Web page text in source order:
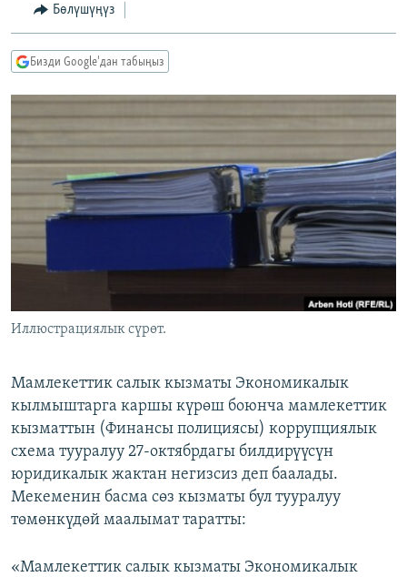
БҮГҮН АЗАТТЫКТА
ЭЖЕ-СИҢДИЛЕР
АЗАТТЫК+
ЫҢГАЙСЫЗ СУРООЛОР
ПОДКАСТ
Русский
ОНЛАЙН ШЕРИНЕ
ЭЕ/АРнун бардык сайттары
Бөлүшүңүз
Бизди Google'дан табыңыз
Иллюстрациялык сүрөт.
Мамлекеттик салык кызматы Экономикалык
кылмыштарга каршы күрөш боюнча мамлекеттик
кызматтын (Финансы полициясы) коррупциялык
схема тууралуу 27-октябрдагы билдирүүсүн
юридикалык жактан негизсиз деп баалады.
Мекеменин басма сөз кызматы бул тууралуу
төмөнкүдөй маалымат таратты:
«Мамлекеттик салык кызматы Экономикалык